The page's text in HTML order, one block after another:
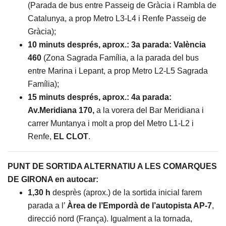
(Parada de bus entre Passeig de Gràcia i Rambla de
Catalunya, a prop Metro L3-L4 i Renfe Passeig de
Gràcia);
10 minuts després, aprox.: 3a parada: València
460 (Zona Sagrada Família, a la parada del bus
entre Marina i Lepant, a prop Metro L2-L5 Sagrada
Família);
15 minuts després, aprox.: 4a parada:
Av.Meridiana 170, a la vorera del Bar Meridiana i
carrer Muntanya i molt a prop del Metro L1-L2 i
Renfe, EL CLOT.
PUNT DE SORTIDA ALTERNATIU A LES COMARQUES
DE GIRONA en autocar:
1,30 h desprès (aprox.) de la sortida inicial farem
parada a l’ Àrea de l’Empordà de l’autopista AP-7,
direcció nord (França). Igualment a la tornada,